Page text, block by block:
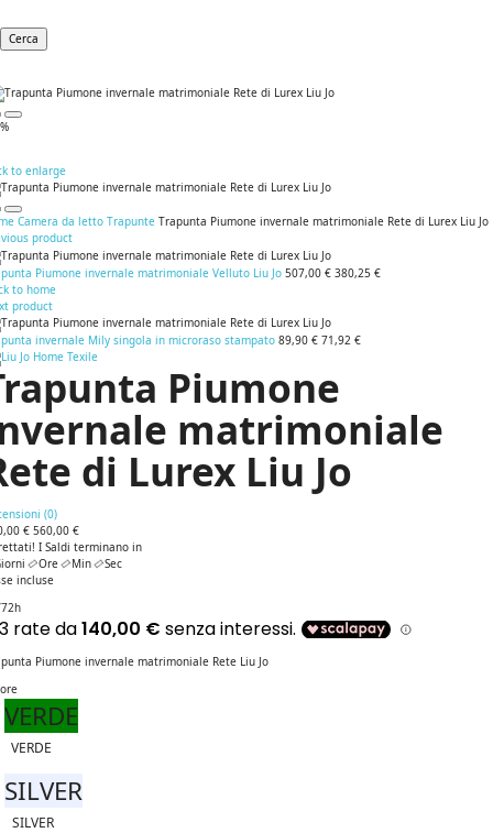
Cerca
to enlarge
Camera da letto Trapunte Trapunta Piumone invernale matrimoniale Rete di Lurex Liu Jo
product
Piumone invernale matrimoniale Velluto Liu Jo 507,00 € 380,25 €
to home
product
invernale Mily singola in microraso stampato 89,90 € 71,92 €
Piumone
matrimoniale
di Lurex Liu Jo
(0)
€ 560,00 €
I Saldi terminano in
Ore Min
Sec
incluse
Piumone invernale matrimoniale Rete Liu Jo
VERDE
VERDE
SILVER
SILVER